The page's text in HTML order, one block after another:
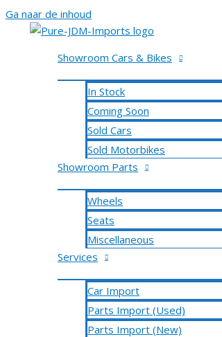
Ga naar de inhoud
Showroom Cars & Bikes
In Stock
Coming Soon
Sold Cars
Sold Motorbikes
Showroom Parts
Wheels
Seats
Miscellaneous
Services
Car Import
Parts Import (Used)
Parts Import (New)